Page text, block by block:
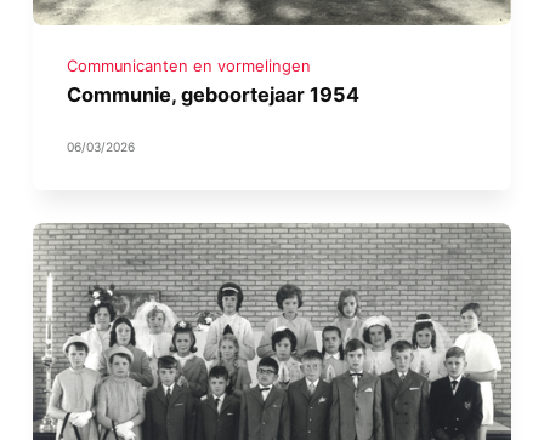
Communicanten en vormelingen
Communie, geboortejaar 1954
06/03/2026